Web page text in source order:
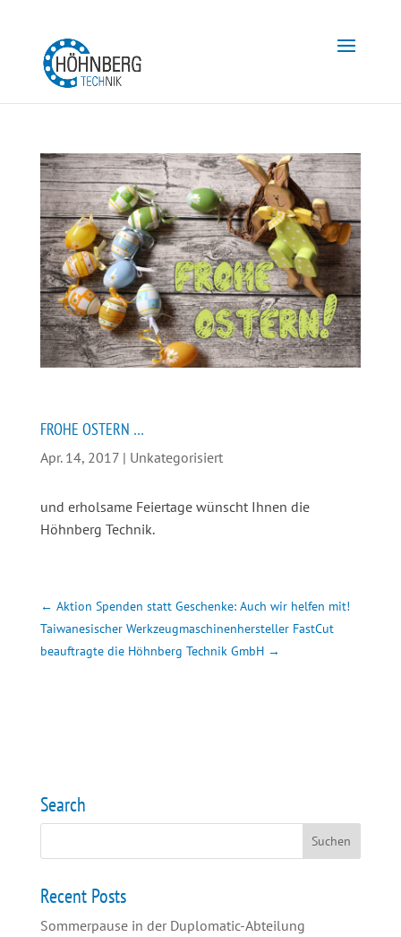
FROHE OSTERN …
Apr. 14, 2017| Unkategorisiert
und erholsame Feiertage wünscht Ihnen die
Höhnberg Technik.
← Aktion Spenden statt Geschenke: Auch wir helfen mit!
Taiwanesischer Werkzeugmaschinenhersteller FastCut
beauftragte die Höhnberg Technik GmbH→
Search
Recent Posts
Sommerpause in der Duplomatic-Abteilung